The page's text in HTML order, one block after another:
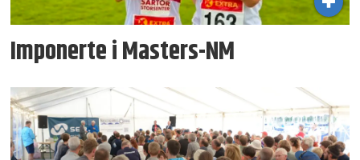
Imponerte i Masters-NM